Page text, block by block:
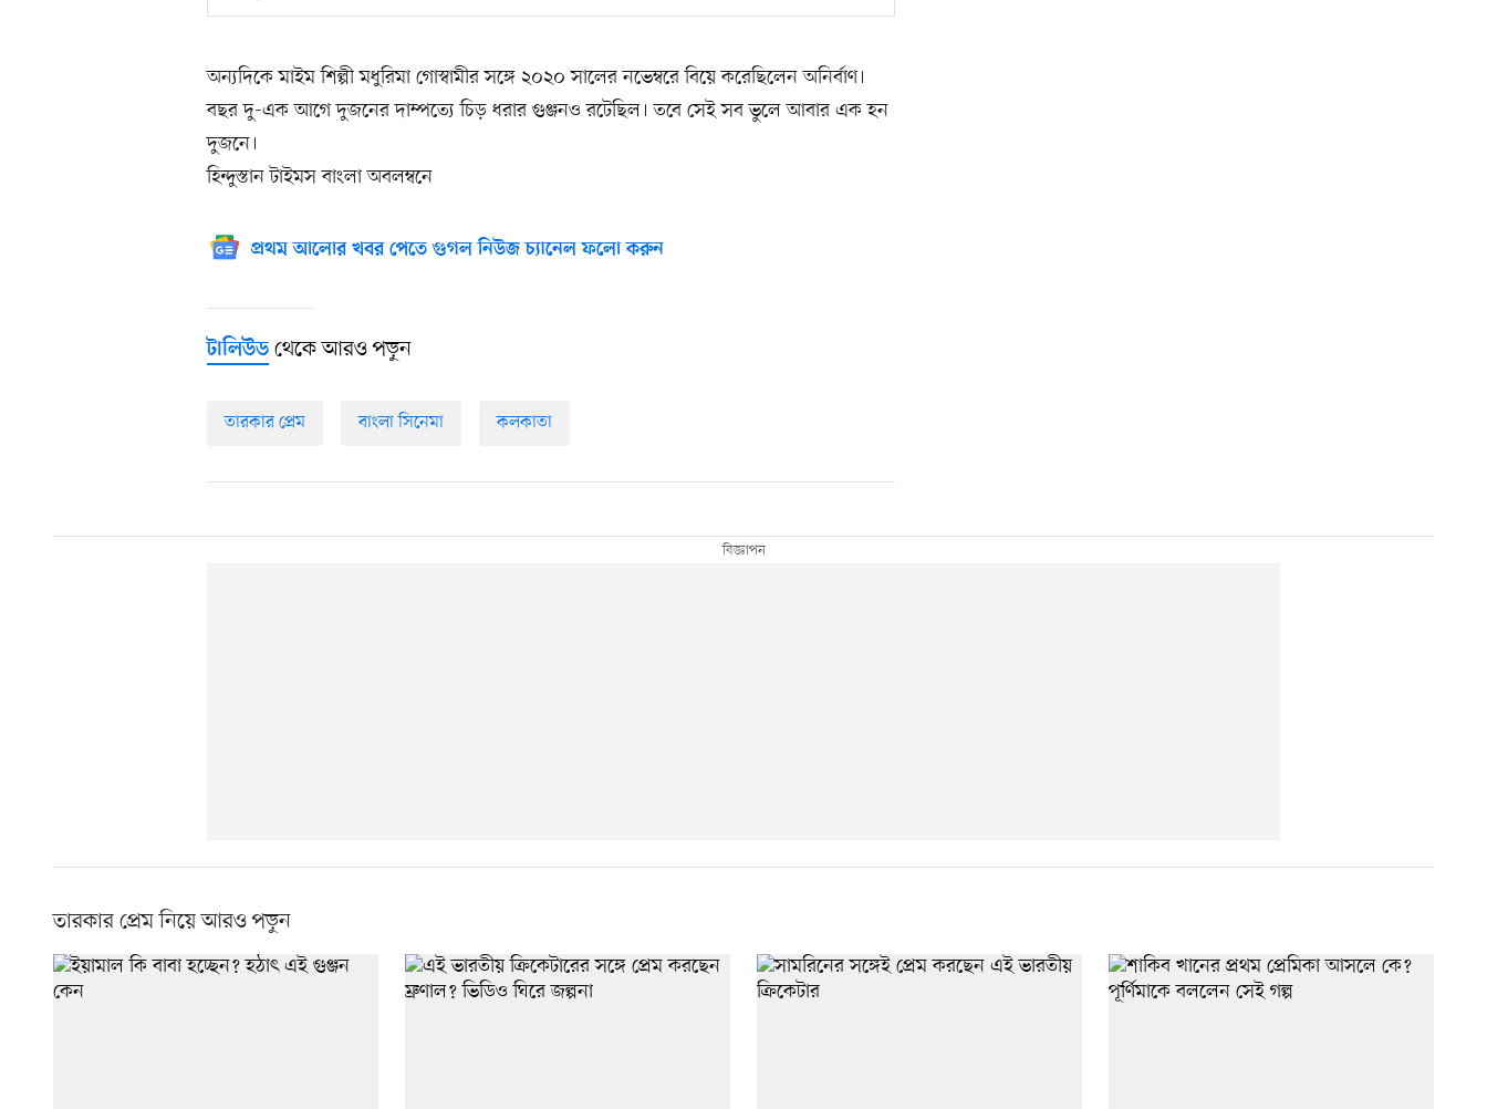
অন্যদিকে মাইম শিল্পী মধুরিমা গোস্বামীর সঙ্গে ২০২০ সালের নভেম্বরে বিয়ে করেছিলেন অনির্বাণ।
বছর দু-এক আগে দুজনের দাম্পত্যে চিড় ধরার গুঞ্জনও রটেছিল। তবে সেই সব ভুলে আবার এক হন
দুজনে।
হিন্দুস্তান টাইমস বাংলা অবলম্বনে
প্রথম আলোর খবর পেতে গুগল নিউজ চ্যানেল ফলো করুন
টালিউড থেকে আরও পড়ুন
তারকার প্রেম বাংলা সিনেমা কলকাতা
তারকার প্রেম নিয়ে আরও পড়ুন